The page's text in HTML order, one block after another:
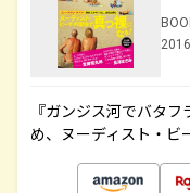
『ガンジス河でバタ
め、ヌーディスト・ビ